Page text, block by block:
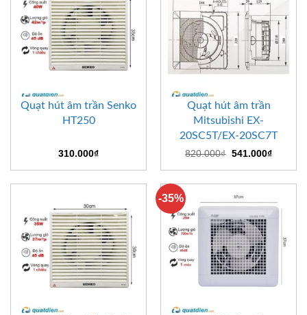
Quạt hút âm trần Senko
HT250
310.000₫
Quạt hút âm trần
Mitsubishi EX-
20SC5T/EX-20SC7T
820.000₫ Giá
là:
541.000₫Giá
tại
-35%